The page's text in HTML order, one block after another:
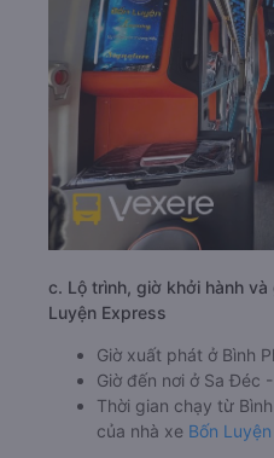
c. Lộ trình, giờ khởi hành
Luyện Express
Giờ xuất phát ở Bình
Giờ đến nơi ở Sa Đéc
Thời gian chạy từ
của nhà xe Bốn